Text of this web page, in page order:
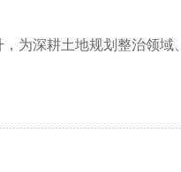
为深耕土地规划整治领